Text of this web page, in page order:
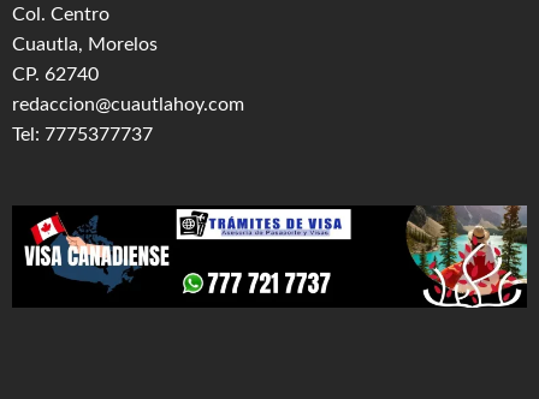
Col. Centro
Cuautla, Morelos
CP. 62740
redaccion@cuautlahoy.com
Tel: 7775377737